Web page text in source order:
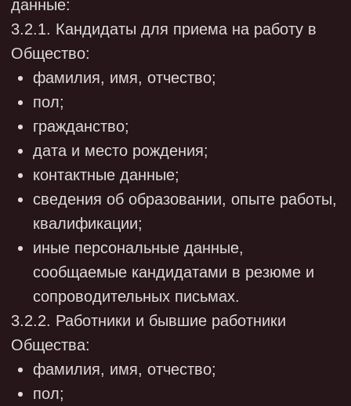
степень родства;
год рождения;
иные персональные данные,
соответствии с требованиями трудового
законодательства.
(физические лица):
фамилия, имя, отчество;
дата и место рождения;
адрес регистрации по месту жительства;
контактные данные;
индивидуальный номер
налогоплательщика;
номер расчетного счета;
предоставляемые клиентами и
контрагентами (физическими лицами),
необходимые для заключения и
исполнения договоров.
3.2.5. Представители (работники) клиентов